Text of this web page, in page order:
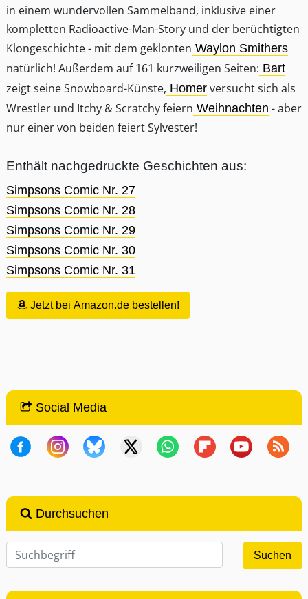
in einem wundervollen Sammelband, inklusive einer
kompletten Radioactive-Man-Story und der berüchtigten
Klongeschichte - mit dem geklonten Waylon Smithers
natürlich! Außerdem auf 161 kurzweiligen Seiten: Bart
zeigt seine Snowboard-Künste, Homer versucht sich als
Wrestler und Itchy & Scratchy feiern Weihnachten - aber
nur einer von beiden feiert Sylvester!
Enthält nachgedruckte Geschichten aus:
Simpsons Comic Nr. 27
Simpsons Comic Nr. 28
Simpsons Comic Nr. 29
Simpsons Comic Nr. 30
Simpsons Comic Nr. 31
Jetzt bei Amazon.de bestellen!
Social Media
Durchsuchen